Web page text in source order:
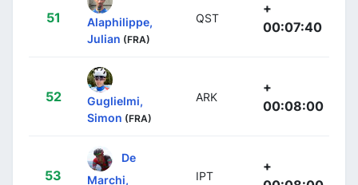
51
Alaphilippe,
Julian (FRA)
QST
+
00:07:40
52
Guglielmi,
Simon (FRA)
ARK
+
00:08:00
53
De
Marchi,
IPT
+